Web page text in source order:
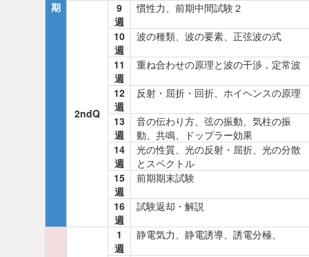
期
2ndQ
9
週
慣性力、前期中間試験２
10
週
波の種類、波の要素、正弦波の式
11
週
重ね合わせの原理と波の干渉，定常波
12
週
反射・屈折・回折、ホイヘンスの原理
13
週
音の伝わり方、弦の振動、気柱の振
動、共鳴、ドップラー効果
14
週
光の性質、光の反射・屈折、光の分散
とスペクトル
15
週
前期期末試験
16
週
試験返却・解説
1
週
静電気力、静電誘導、誘電分極、